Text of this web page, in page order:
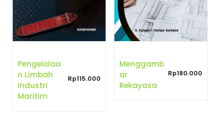
Pengelolaa
N Limbah
Industri
Maritim
Rp115.000
Menggamb
Ar
Rekayasa
Rp180.000